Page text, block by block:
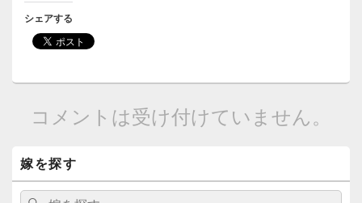
シェアする
コメントは受け付けていません。
イ
ン
サ
嫁を探す
検